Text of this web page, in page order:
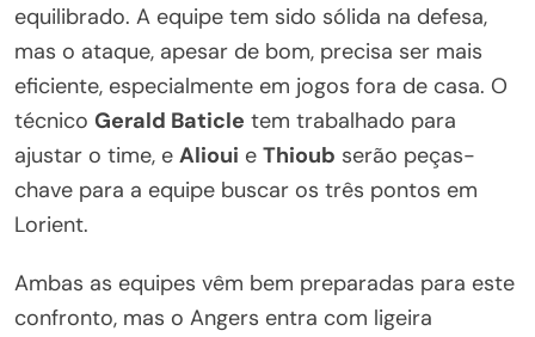
equilibrado. A equipe tem sido sólida na defesa,
mas o ataque, apesar de bom, precisa ser mais
eficiente, especialmente em jogos fora de casa. O
técnico Gerald Baticle tem trabalhado para
ajustar o time, e Alioui e Thioub serão peças-
chave para a equipe buscar os três pontos em
Lorient.
Ambas as equipes vêm bem preparadas para este
confronto, mas o Angers entra com ligeira